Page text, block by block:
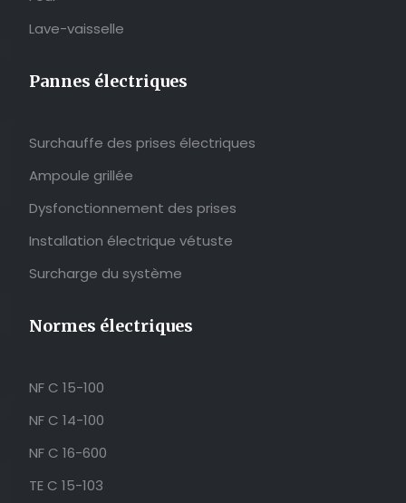
Lave-vaisselle
Pannes électriques
Surchauffe des prises électriques
Ampoule grillée
Dysfonctionnement des prises
Installation électrique vétuste
Surcharge du système
Normes électriques
NF C 15-100
NF C 14-100
NF C 16-600
TE C 15-103